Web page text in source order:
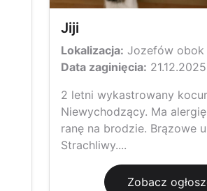
Jiji
Lokalizacja: Jozefów obok
Data zaginięcia: 21.12.2025
2 letni wykastrowany
Niewychodzący. Ma
ranę na brodzie. Brązowe
Strachliwy....
Zobacz